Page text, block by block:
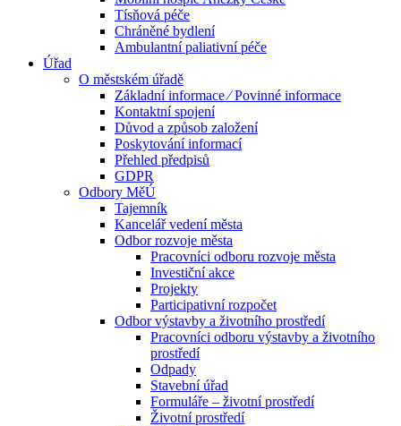
Tísňová péče
Chráněné bydlení
Ambulantní paliativní péče
Úřad
O městském úřadě
Základní informace ⁄ Povinné informace
Kontaktní spojení
Důvod a způsob založení
Poskytování informací
Přehled předpisů
GDPR
Odbory MěÚ
Tajemník
Kancelář vedení města
Odbor rozvoje města
Pracovníci odboru rozvoje města
Investiční akce
Projekty
Participativní rozpočet
Odbor výstavby a životního prostředí
Pracovníci odboru výstavby a životního
prostředí
Odpady
Stavební úřad
Formuláře – životní prostředí
Životní prostředí